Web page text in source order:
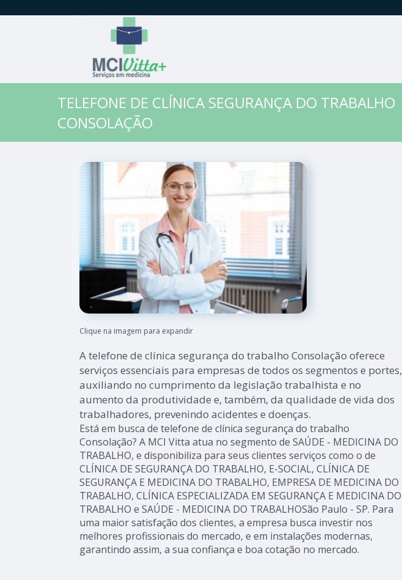
TELEFONE DE CLÍNICA SEGURANÇA DO TRABALHO
CONSOLAÇÃO
Clique na imagem para expandir
A telefone de clínica segurança do trabalho Consolação oferece
serviços essenciais para empresas de todos os segmentos e portes,
auxiliando no cumprimento da legislação trabalhista e no
aumento da produtividade e, também, da qualidade de vida dos
trabalhadores, prevenindo acidentes e doenças.
Está em busca de telefone de clínica segurança do trabalho
Consolação? A MCI Vitta atua no segmento de SAÚDE - MEDICINA DO
TRABALHO, e disponibiliza para seus clientes serviços como o de
CLÍNICA DE SEGURANÇA DO TRABALHO, E-SOCIAL, CLÍNICA DE
SEGURANÇA E MEDICINA DO TRABALHO, EMPRESA DE MEDICINA DO
TRABALHO, CLÍNICA ESPECIALIZADA EM SEGURANÇA E MEDICINA DO
TRABALHO e SAÚDE - MEDICINA DO TRABALHOSão Paulo - SP. Para
uma maior satisfação dos clientes, a empresa busca investir nos
melhores profissionais do mercado, e em instalações modernas,
garantindo assim, a sua confiança e boa cotação no mercado.